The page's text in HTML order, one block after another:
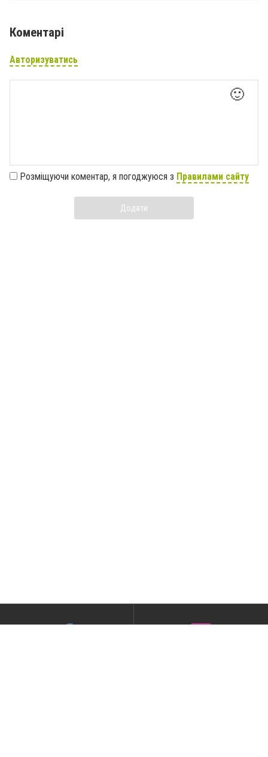
Коментарі
Авторизуватись
🙂
Розміщуючи коментар, я погоджуюся з Правилами сайту
Додати